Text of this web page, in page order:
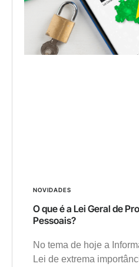
NOVIDADES
O que é a Lei Geral de
Pessoais?
No tema de hoje a
Lei de extrema